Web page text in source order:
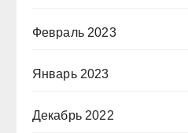
Февраль 2023
Январь 2023
Декабрь 2022